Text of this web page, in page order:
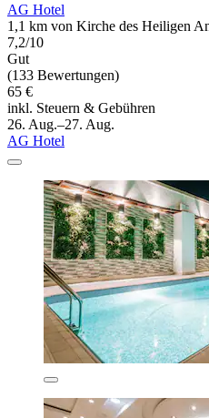
AG Hotel
1,1 km von Kirche des Heiligen
7,2/10
Gut
(133 Bewertungen)
65 €
inkl. Steuern & Gebühren
26. Aug.–27. Aug.
AG Hotel